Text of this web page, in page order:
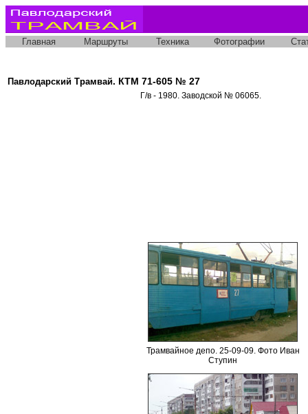
Главная Маршруты Техника Фотографии
Павлодарский Трамвай. КТМ 71-605 № 27
Г/в - 1980. Заводской № 06065.
Трамвайное депо. 25-09-09. Фото Иван
Ступин